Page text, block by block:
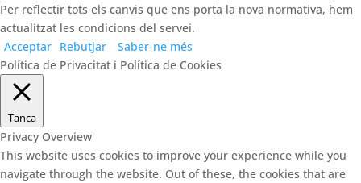
Per reflectir tots els canvis que ens porta la nova normativa, hem
actualitzat les condicions del servei.
Acceptar Rebutjar
Saber-ne més
Política de Privacitat i Política de Cookies
Tanca
Privacy Overview
This website uses cookies to improve your experience while you
navigate through the website. Out of these, the cookies that are